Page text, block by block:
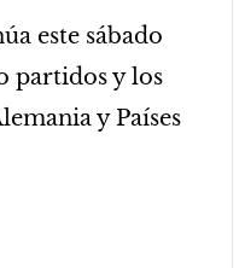
este sábado
partidos y los
y Países